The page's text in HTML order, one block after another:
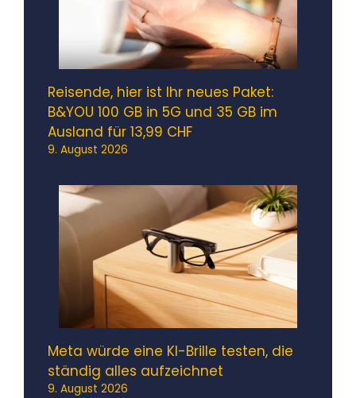
Reisende, hier ist Ihr neues Paket:
B&YOU 100 GB in 5G und 35 GB im
Ausland für 13,99 CHF
9. August 2026
Meta würde eine KI-Brille testen, die
ständig alles aufzeichnet
9. August 2026